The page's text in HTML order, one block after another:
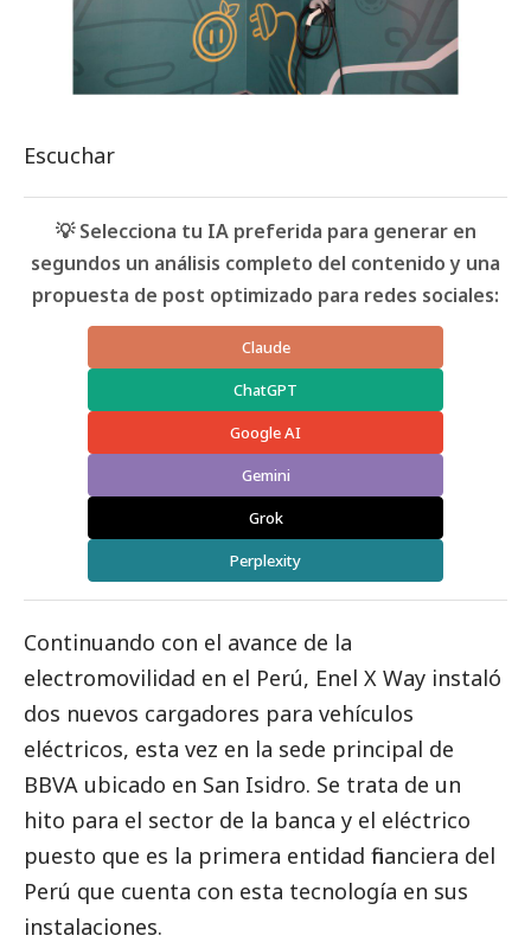
Escuchar
💡 Selecciona tu IA preferida para generar en
segundos un análisis completo del contenido y una
propuesta de post optimizado para redes sociales:
Claude
ChatGPT
Google AI
Gemini
Grok
Perplexity
Continuando con el avance de la
electromovilidad en el Perú, Enel X Way instaló
dos nuevos cargadores para vehículos
eléctricos, esta vez en la sede principal de
BBVA ubicado en San Isidro. Se trata de un
hito para el sector de la banca y el eléctrico
puesto que es la primera entidad financiera del
Perú que cuenta con esta tecnología en sus
instalaciones.